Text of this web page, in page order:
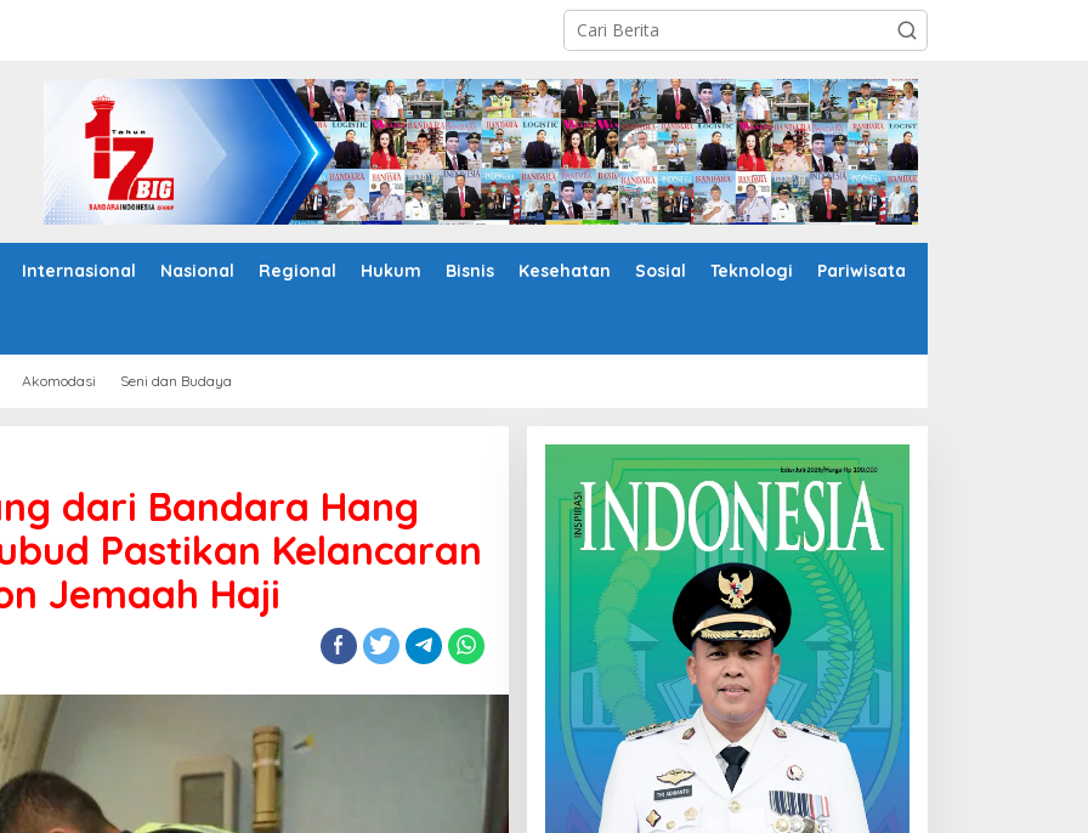
Internasional Nasional Regional Hukum Bisnis Kesehatan Sosial Teknologi Pariwisata
Akomodasi Seni dan Budaya
dari Bandara Hang
Pastikan Kelancaran
Jemaah Haji